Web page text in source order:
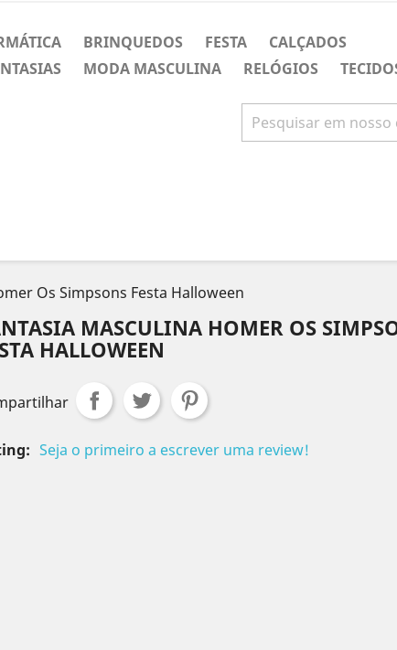
BRINQUEDOS FESTA
CALÇADOS
MODA MASCULINA RELÓGIOS
Os Simpsons Festa Halloween
MASCULINA HOMER OS
HALLOWEEN
Seja o primeiro a escrever uma review!